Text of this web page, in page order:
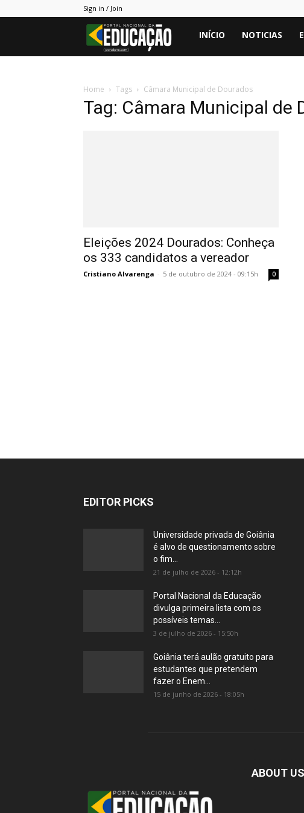
Sign in / Join
Portal
INÍCIO NOTICIAS
Home Tags Câmara Municipal de Dourados
Tag: Câmara Municipal de
Eleições 2024 Dourados: Conheça
os 333 candidatos a vereador
Cristiano Alvarenga - 5 de outubro de 2024 - 09:15h 0
EDITOR PICKS
Universidade privada de Goiânia
é alvo de questionamento sobre
o fim...
21 de julho de 2026 - 12:12h
Portal Nacional da Educação
divulga primeira lista com os
possíveis temas...
3 de julho de 2026 - 15:50h
Goiânia terá aulão gratuito para
estudantes que pretendem
fazer o Enem...
15 de junho de 2026 - 18:05h
ABOUT US